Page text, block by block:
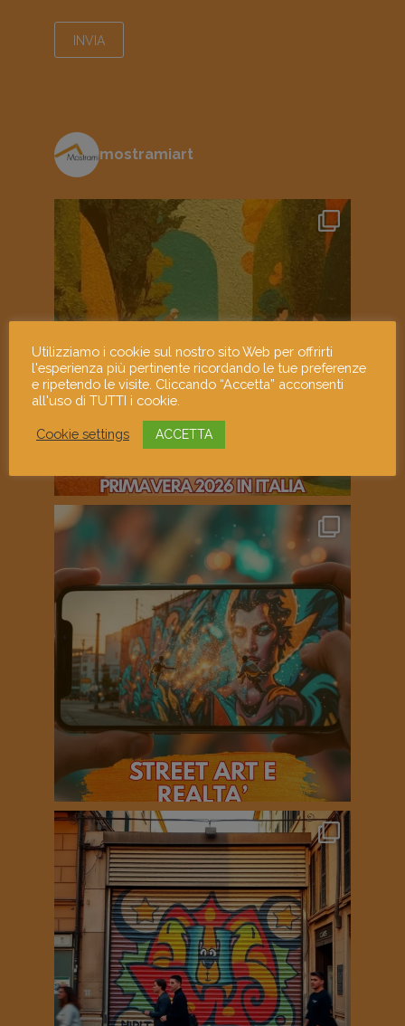
mostramiart
Utilizziamo i cookie sul nostro sito Web per offrirti
l'esperienza più pertinente ricordando le tue preferenze
e ripetendo le visite. Cliccando “Accetta” acconsenti
all'uso di TUTTI i cookie.
Cookie settings ACCETTA